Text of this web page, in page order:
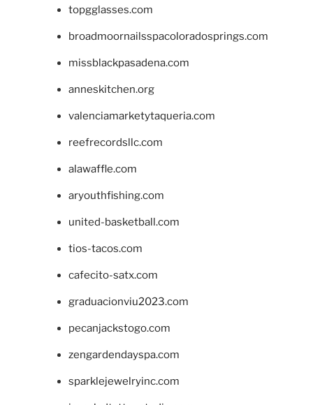
topgglasses.com
broadmoornailsspacoloradosprings.com
missblackpasadena.com
anneskitchen.org
valenciamarketytaqueria.com
reefrecordsllc.com
alawaffle.com
aryouthfishing.com
united-basketball.com
tios-tacos.com
cafecito-satx.com
graduacionviu2023.com
pecanjackstogo.com
zengardendayspa.com
sparklejewelryinc.com